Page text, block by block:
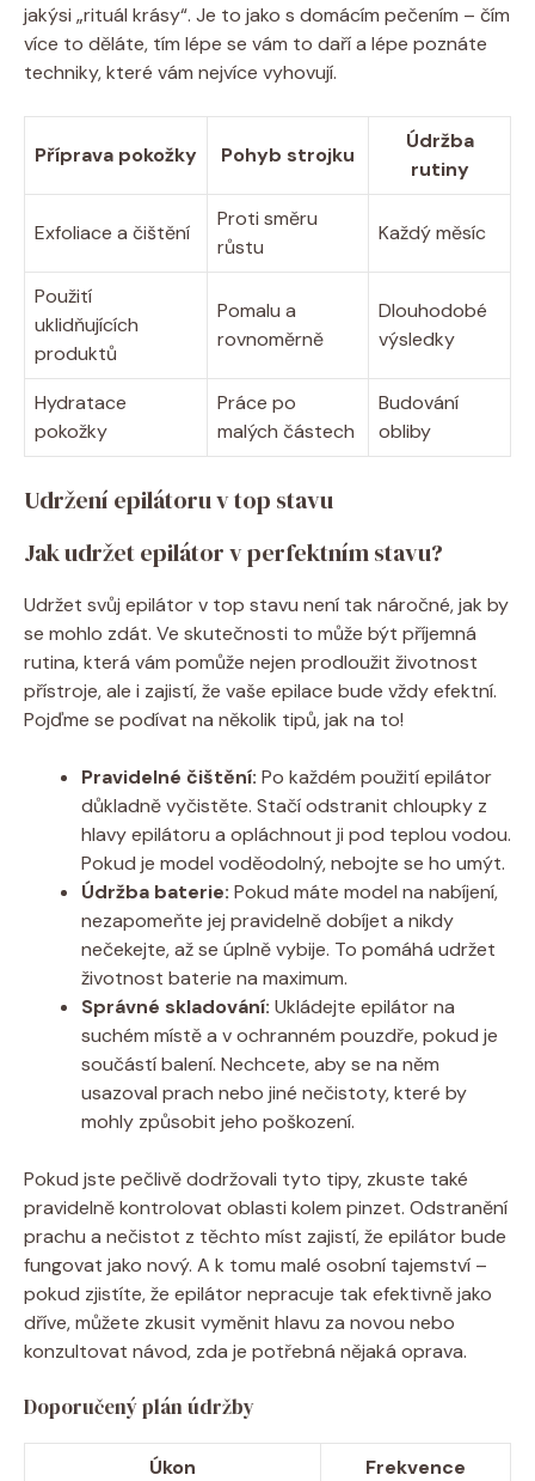
jakýsi „rituál krásy“. Je⁣ to jako s ‍domácím pečením – čím
více to děláte, tím lépe se vám to⁣ daří a⁣ lépe poznáte
techniky, které vám⁣ nejvíce vyhovují.
Příprava pokožky Pohyb strojku
Údržba
rutiny
Exfoliace a čištění
Proti směru
růstu
Každý měsíc
Použití
uklidňujících
produktů
Pomalu a
⁤rovnoměrně
Dlouhodobé
výsledky
Hydratace​
pokožky
Práce⁣ po
malých částech
Budování
obliby
Udržení ‍epilátoru v top ⁣stavu
Jak ⁤udržet epilátor v perfektním ⁤stavu?
Udržet svůj epilátor v top​ stavu⁢ není tak⁢ náročné, jak ⁤by
se mohlo ⁣zdát.⁢ Ve skutečnosti to může ‌být příjemná
rutina, která‌ vám ​pomůže nejen ​prodloužit životnost
přístroje, ‌ale i zajistí, že vaše epilace ‌bude vždy⁣ efektní.​
Pojďme ‌se ⁢podívat na několik tipů, jak na to!
Pravidelné⁣ čištění: Po každém ‌použití epilátor
důkladně vyčistěte. Stačí‌ odstranit chloupky ⁤z
‌hlavy epilátoru a⁣ opláchnout ji pod teplou​ vodou.
Pokud je ‍model ‍voděodolný, ⁤nebojte ⁣se ho umýt.
Údržba baterie: Pokud máte ⁢model‍ na nabíjení,
nezapomeňte‍ jej pravidelně‍ dobíjet​ a nikdy
nečekejte,⁤ až ⁤se úplně vybije. ⁤To pomáhá udržet
životnost baterie na maximum.
Správné ⁣skladování: Ukládejte epilátor na
⁣suchém místě a v ochranném pouzdře, pokud je
⁣součástí balení. Nechcete, ​aby se na něm
usazoval prach​ nebo jiné nečistoty, které by
mohly způsobit jeho⁣ poškození.
Pokud‍ jste pečlivě ‌dodržovali tyto ⁤tipy, zkuste ‌také
pravidelně kontrolovat oblasti kolem ⁣pinzet. Odstranění
prachu a nečistot z ⁣těchto míst ⁤zajistí,‍ že epilátor bude
fungovat jako nový. A k tomu malé osobní tajemství –⁤
pokud ⁣zjistíte, že epilátor nepracuje tak‍ efektivně jako
dříve, můžete zkusit vyměnit hlavu za ⁢novou⁢ nebo
konzultovat​ návod, zda je potřebná ⁤nějaká oprava.
Doporučený ‌plán ⁢údržby
Úkon
Frekvence